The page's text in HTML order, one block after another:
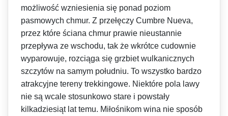
możliwość wzniesienia się ponad poziom
pasmowych chmur. Z przełęczy Cumbre Nueva,
przez które ściana chmur prawie nieustannie
przepływa ze wschodu, tak że wkrótce cudownie
wyparowuje, rozciąga się grzbiet wulkanicznych
szczytów na samym południu. To wszystko bardzo
atrakcyjne tereny trekkingowe. Niektóre pola lawy
nie są wcale stosunkowo stare i powstały
kilkadziesiąt lat temu. Miłośnikom wina nie sposób